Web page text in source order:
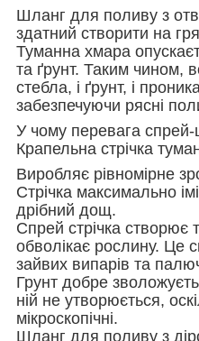
Шланг для поливу з
здатний створити на
Туманна хмара
та ґрунт. Таким чином,
стебла, і ґрунт, і
забезпечуючи рясні
У чому перевага спрей-
Крапельна стрічка
Виробляє рівномірне
Стрічка максимально
дрібний дощ.
Спрей стрічка створює
обволікає рослину. Це
зайвих випарів та
Грунт добре
ній не утворюється,
мікроскопічні.
Шланг для поливу з